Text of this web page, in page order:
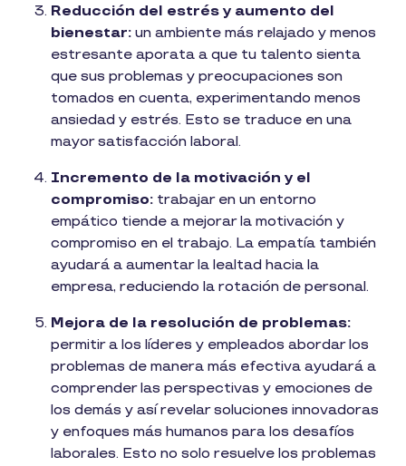
Reducción del estrés y aumento del
bienestar: un ambiente más relajado y menos
estresante aporata a que tu talento sienta
que sus problemas y preocupaciones son
tomados en cuenta, experimentando menos
ansiedad y estrés. Esto se traduce en una
mayor satisfacción laboral.
Incremento de la motivación y el
compromiso: trabajar en un entorno
empático tiende a mejorar la motivación y
compromiso en el trabajo. La empatía también
ayudará a aumentar la lealtad hacia la
empresa, reduciendo la rotación de personal.
Mejora de la resolución de problemas:
permitir a los líderes y empleados abordar los
problemas de manera más efectiva ayudará a
comprender las perspectivas y emociones de
los demás y así revelar soluciones innovadoras
y enfoques más humanos para los desafíos
laborales. Esto no solo resuelve los problemas